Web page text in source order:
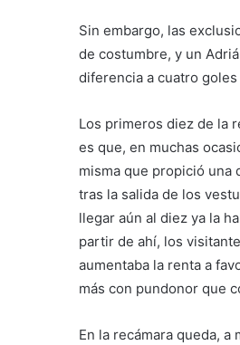
Sin embargo, las
de costumbre, y un
diferencia a cuatro
Los primeros diez de la
es que, en muchas
misma que propició una
tras la salida de los
llegar aún al diez ya la
partir de ahí, los
aumentaba la renta a
más con pundonor que
En la recámara queda,